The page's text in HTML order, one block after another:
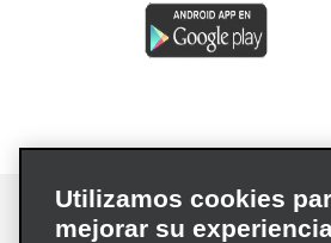
Utilizamos cookies
mejorar su